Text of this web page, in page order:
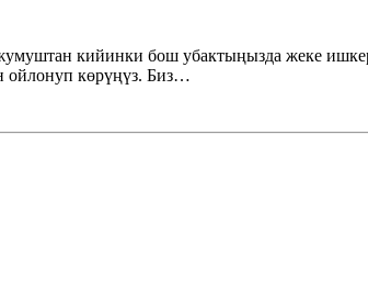
кийинки бош убактыңызда жеке
ойлонуп көрүңүз. Биз…